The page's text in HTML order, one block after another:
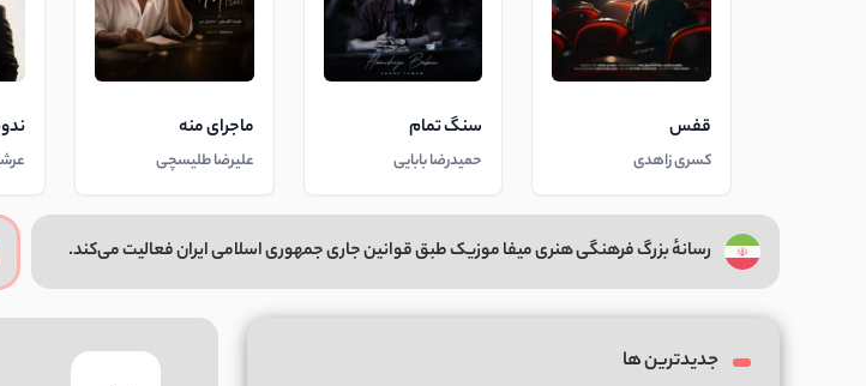
قفس
کسری زاهدی
سنگ تمام
حمیدرضا بابایی
ماجرای منه
علیرضا طلیسچی
رسانهٔ بزرگ فرهنگی هنری میفا موزیک طبق قوانین جاری جمهوری اسلامی ایران فعالیت می‌کند.
جدیدترین ها